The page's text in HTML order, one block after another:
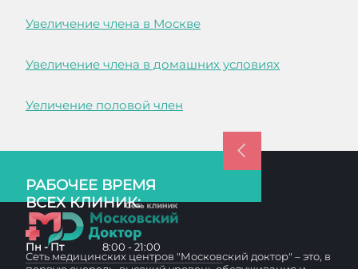
Увеличение члена в Москве
Увеличение члена в домашних условиях
Уеличение половой член
РАБОЧЕЕ ВРЕМЯ
ВСЕХ КЛИНИК:
Пн - Пт 8:00 - 21:00
Сеть медицинских центров "Московский доктор" – это, в